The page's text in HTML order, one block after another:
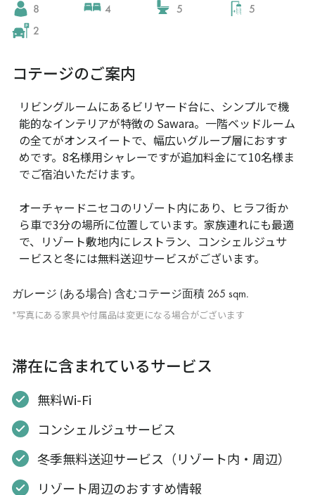
8 4 5
5
2
コテージのご案内
リビングルームにあるビリヤード台に、シンプルで機
能的なインテリアが特徴の Sawara。一階ベッドルーム
の全てがオンスイートで、幅広いグループ層におすす
めです。8名様用シャレーですが追加料金にて10名様ま
でご宿泊いただけます。
オーチャードニセコのリゾート内にあり、ヒラフ街か
ら車で3分の場所に位置しています。家族連れにも最適
で、リゾート敷地内にレストラン、コンシェルジュサ
ービスと冬には無料送迎サービスがございます。
ガレージ (ある場合) 含むコテージ面積 265 sqm.
*写真にある家具や付属品は変更になる場合がございます
滞在に含まれているサービス
無料Wi-Fi
コンシェルジュサービス
冬季無料送迎サービス（リゾート内・周辺）
リゾート周辺のおすすめ情報